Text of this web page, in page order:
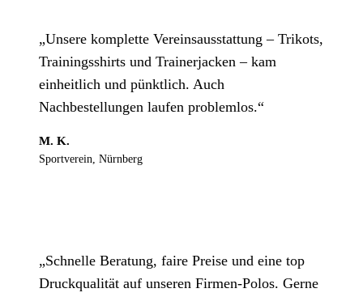
„Unsere komplette Vereinsausstattung – Trikots,
Trainingsshirts und Trainerjacken – kam
einheitlich und pünktlich. Auch
Nachbestellungen laufen problemlos.“
M. K.
Sportverein, Nürnberg
„Schnelle Beratung, faire Preise und eine top
Druckqualität auf unseren Firmen-Polos. Gerne